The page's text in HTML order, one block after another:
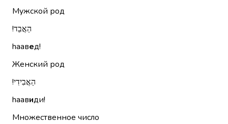
Мужской род
הַאֲבֵד!‏
hаавед!
Женский род
הַאֲבִידִי!‏
hаавиди!
Множественное число